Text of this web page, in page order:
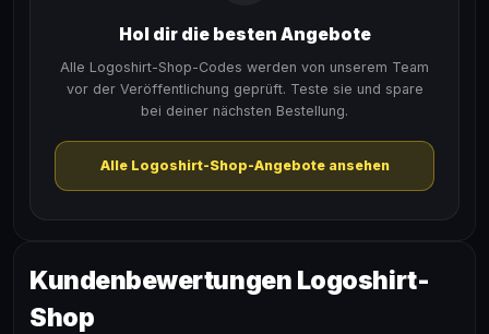
Hol dir die besten Angebote
Alle Logoshirt-Shop-Codes werden von unserem Team
vor der Veröffentlichung geprüft. Teste sie und spare
bei deiner nächsten Bestellung.
Alle Logoshirt-Shop-Angebote ansehen
Kundenbewertungen Logoshirt-
Shop